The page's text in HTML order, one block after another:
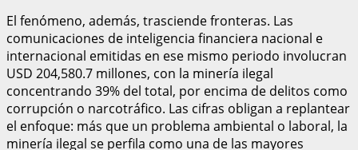
El fenómeno, además, trasciende fronteras. Las
comunicaciones de inteligencia financiera nacional e
internacional emitidas en ese mismo periodo involucran
USD 204,580.7 millones, con la minería ilegal
concentrando 39% del total, por encima de delitos como
corrupción o narcotráfico. Las cifras obligan a replantear
el enfoque: más que un problema ambiental o laboral, la
minería ilegal se perfila como una de las mayores